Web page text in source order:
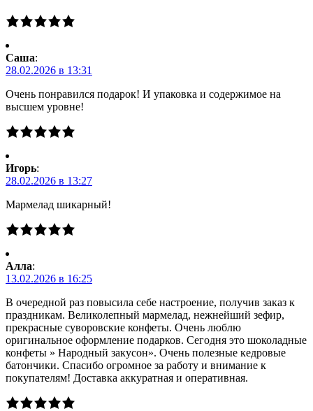
Саша:
28.02.2026 в 13:31
Очень понравился подарок! И упаковка и содержимое на
высшем уровне!
Игорь:
28.02.2026 в 13:27
Мармелад шикарный!
Алла:
13.02.2026 в 16:25
В очередной раз повысила себе настроение, получив заказ к
праздникам. Великолепный мармелад, нежнейший зефир,
прекрасные суворовские конфеты. Очень люблю
оригинальное оформление подарков. Сегодня это шоколадные
конфеты » Народный закусон». Очень полезные кедровые
батончики. Спасибо огромное за работу и внимание к
покупателям! Доставка аккуратная и оперативная.